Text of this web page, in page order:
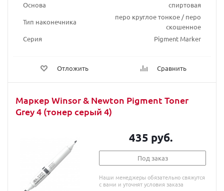
Основа
спиртовая
Тип наконечника
перо круглое тонкое / перо
скошенное
Серия
Pigment Marker
Отложить Сравнить
Маркер Winsor & Newton Pigment Toner
Grey 4 (тонер серый 4)
435 руб.
Под заказ
Наши менеджеры обязательно свяжутся
с вами и уточнят условия заказа